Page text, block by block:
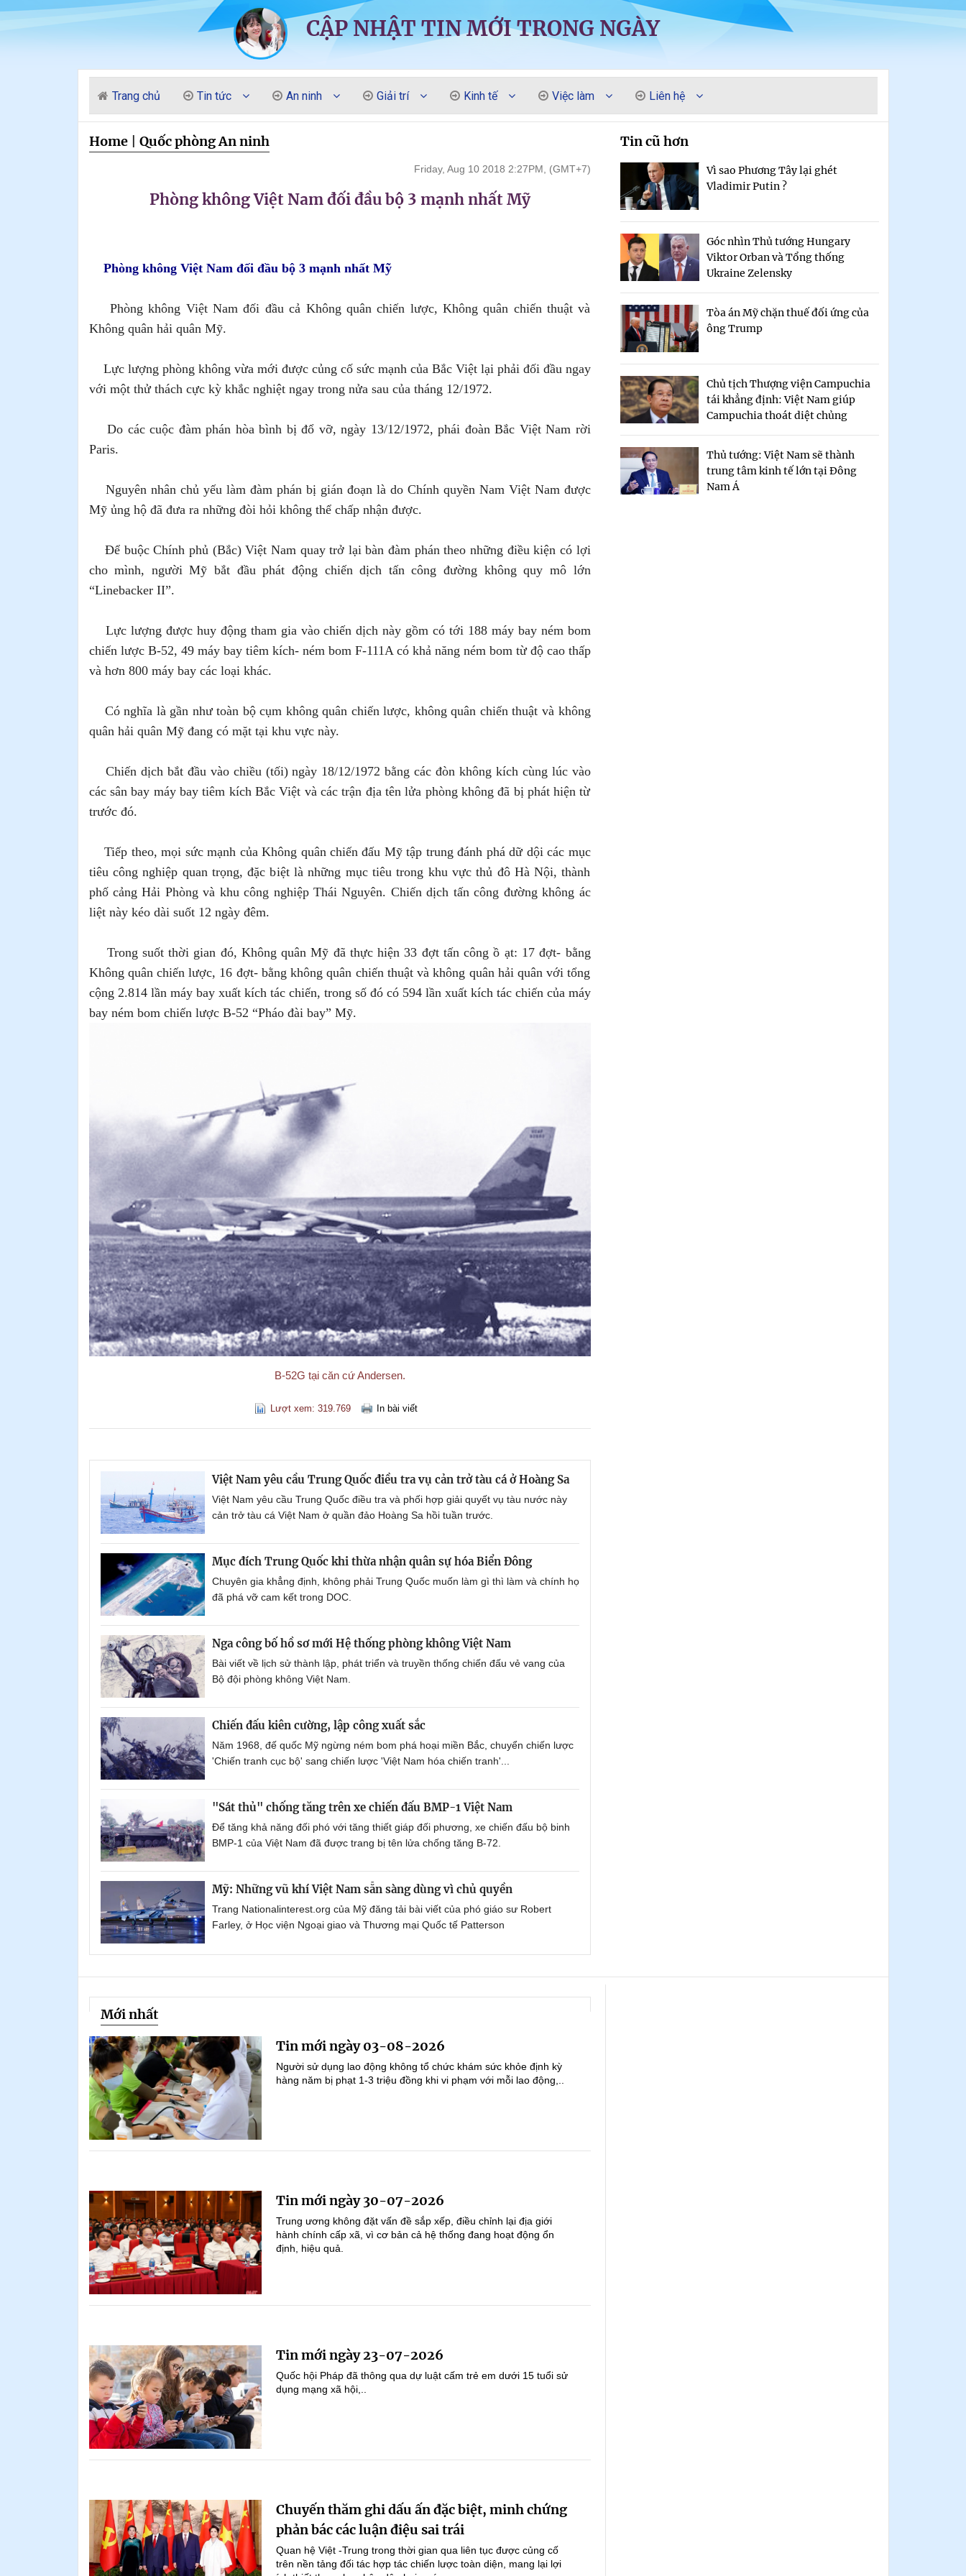
CẬP NHẬT TIN MỚI TRONG NGÀY
Trang chủ Tin tức An ninh Giải trí Kinh tế Việc làm Liên hệ
Home| Quốc phòng An ninh
Friday, Aug 10 2018 2:27PM, (GMT+7)
Phòng không Việt Nam đối đầu bộ 3 mạnh nhất Mỹ
Phòng không Việt Nam đối đầu bộ 3 mạnh nhất Mỹ
Phòng không Việt Nam đối đầu cả Không quân chiến lược, Không quân chiến thuật và
Không quân hải quân Mỹ.
Lực lượng phòng không vừa mới được củng cố sức mạnh của Bắc Việt lại phải đối đầu ngay
với một thử thách cực kỳ khắc nghiệt ngay trong nửa sau của tháng 12/1972.
Do các cuộc đàm phán hòa bình bị đổ vỡ, ngày 13/12/1972, phái đoàn Bắc Việt Nam rời
Paris.
Nguyên nhân chủ yếu làm đàm phán bị gián đoạn là do Chính quyền Nam Việt Nam được
Mỹ ủng hộ đã đưa ra những đòi hỏi không thể chấp nhận được.
Để buộc Chính phủ (Bắc) Việt Nam quay trở lại bàn đàm phán theo những điều kiện có lợi
cho mình, người Mỹ bắt đầu phát động chiến dịch tấn công đường không quy mô lớn
“Linebacker II”.
Lực lượng được huy động tham gia vào chiến dịch này gồm có tới 188 máy bay ném bom
chiến lược B-52, 49 máy bay tiêm kích- ném bom F-111A có khả năng ném bom từ độ cao thấp
và hơn 800 máy bay các loại khác.
Có nghĩa là gần như toàn bộ cụm không quân chiến lược, không quân chiến thuật và không
quân hải quân Mỹ đang có mặt tại khu vực này.
Chiến dịch bắt đầu vào chiều (tối) ngày 18/12/1972 bằng các đòn không kích cùng lúc vào
các sân bay máy bay tiêm kích Bắc Việt và các trận địa tên lửa phòng không đã bị phát hiện từ
trước đó.
Tiếp theo, mọi sức mạnh của Không quân chiến đấu Mỹ tập trung đánh phá dữ dội các mục
tiêu công nghiệp quan trọng, đặc biệt là những mục tiêu trong khu vực thủ đô Hà Nội, thành
phố cảng Hải Phòng và khu công nghiệp Thái Nguyên. Chiến dịch tấn công đường không ác
liệt này kéo dài suốt 12 ngày đêm.
Trong suốt thời gian đó, Không quân Mỹ đã thực hiện 33 đợt tấn công ồ ạt: 17 đợt- bằng
Không quân chiến lược, 16 đợt- bằng không quân chiến thuật và không quân hải quân với tổng
cộng 2.814 lần máy bay xuất kích tác chiến, trong số đó có 594 lần xuất kích tác chiến của máy
bay ném bom chiến lược B-52 “Pháo đài bay” Mỹ.
В-52G tại căn cứ Andersen.
Lượt xem: 319.769 In bài viết
Việt Nam yêu cầu Trung Quốc điều tra vụ cản trở tàu cá ở Hoàng Sa
Việt Nam yêu cầu Trung Quốc điều tra và phối hợp giải quyết vụ tàu nước này
cản trở tàu cá Việt Nam ở quần đảo Hoàng Sa hồi tuần trước.
Mục đích Trung Quốc khi thừa nhận quân sự hóa Biển Đông
Chuyên gia khẳng định, không phải Trung Quốc muốn làm gì thì làm và chính họ
đã phá vỡ cam kết trong DOC.
Nga công bố hồ sơ mới Hệ thống phòng không Việt Nam
Bài viết về lịch sử thành lập, phát triển và truyền thống chiến đấu vẻ vang của
Bộ đội phòng không Việt Nam.
Chiến đấu kiên cường, lập công xuất sắc
Năm 1968, đế quốc Mỹ ngừng ném bom phá hoại miền Bắc, chuyển chiến lược
'Chiến tranh cục bộ' sang chiến lược 'Việt Nam hóa chiến tranh'...
"Sát thủ" chống tăng trên xe chiến đấu BMP-1 Việt Nam
Để tăng khả năng đối phó với tăng thiết giáp đối phương, xe chiến đấu bộ binh
BMP-1 của Việt Nam đã được trang bị tên lửa chống tăng B-72.
Mỹ: Những vũ khí Việt Nam sẵn sàng dùng vì chủ quyền
Trang Nationalinterest.org của Mỹ đăng tải bài viết của phó giáo sư Robert
Farley, ở Học viện Ngoại giao và Thương mại Quốc tế Patterson
Tin cũ hơn
Vì sao Phương Tây lại ghét
Vladimir Putin ?
Góc nhìn Thủ tướng Hungary
Viktor Orban và Tổng thống
Ukraine Zelensky
Tòa án Mỹ chặn thuế đối ứng của
ông Trump
Chủ tịch Thượng viện Campuchia
tái khẳng định: Việt Nam giúp
Campuchia thoát diệt chủng
Thủ tướng: Việt Nam sẽ thành
trung tâm kinh tế lớn tại Đông
Nam Á
Mới nhất
Tin mới ngày 03-08-2026
Người sử dụng lao động không tổ chức khám sức khỏe định kỳ
hàng năm bị phạt 1-3 triệu đồng khi vi phạm với mỗi lao động,..
Tin mới ngày 30-07-2026
Trung ương không đặt vấn đề sắp xếp, điều chỉnh lại địa giới
hành chính cấp xã, vì cơ bản cả hệ thống đang hoạt động ổn
định, hiệu quả.
Tin mới ngày 23-07-2026
Quốc hội Pháp đã thông qua dự luật cấm trẻ em dưới 15 tuổi sử
dụng mạng xã hội,..
Chuyến thăm ghi dấu ấn đặc biệt, minh chứng
phản bác các luận điệu sai trái
Quan hệ Việt -Trung trong thời gian qua liên tục được củng cố
trên nền tảng đối tác hợp tác chiến lược toàn diện, mang lại lợi